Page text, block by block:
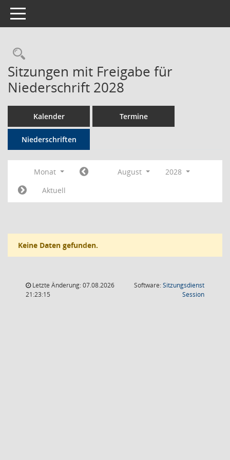
Toggle navigation
Rechercheauswahl
Sitzungen mit Freigabe für
Niederschrift 2028
Kalender Termine
Niederschriften
Monat August
2028
Aktuell
Keine Daten gefunden.
Letzte Änderung: 07.08.2026
21:23:15
Software:Sitzungsdienst
Session(Wird in